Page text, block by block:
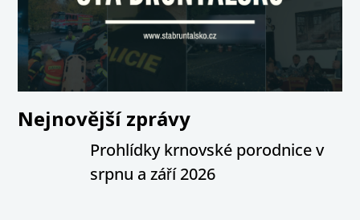
Nejnovější zprávy
Prohlídky krnovské porodnice v
srpnu a září 2026